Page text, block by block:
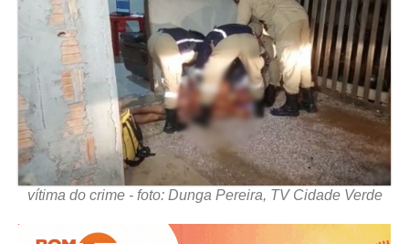
vítima do crime - foto: Dunga Pereira, TV Cidade Verde